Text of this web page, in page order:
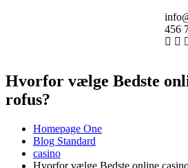
456
Hvorfor vælge Bedste
rofus?
Homepage One
Blog Standard
casino
Hvorfor vælge Bedste online